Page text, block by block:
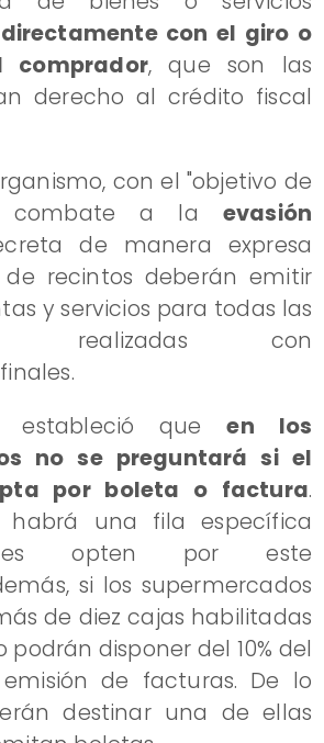
con el giro o
comprador, que son las
derecho al crédito fiscal
con el "objetivo de
combate a la evasión
de manera expresa
recintos deberán emitir
y servicios para todas las
realizadas con
estableció queen los
no se preguntará si el
por boleta o factura.
habrá una fila específica
opten por este
si los supermercados
de diez cajas habilitadas
podrán disponer del 10% del
de facturas. De lo
destinar una de ellas